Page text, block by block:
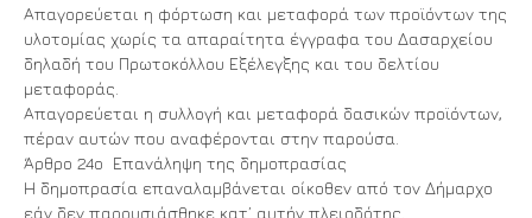
Απαγορεύεται η φόρτωση και μεταφορά των προϊόντων της
υλοτομίας χωρίς τα απαραίτητα έγγραφα του Δασαρχείου
δηλαδή του Πρωτοκόλλου Εξέλεγξης και του δελτίου
μεταφοράς.
Απαγορεύεται η συλλογή και μεταφορά δασικών προϊόντων,
πέραν αυτών που αναφέρονται στην παρούσα.
Άρθρο 24ο Επανάληψη της δημοπρασίας
Η δημοπρασία επαναλαμβάνεται οίκοθεν από τον Δήμαρχο
εάν δεν παρουσιάσθηκε κατ’ αυτήν πλειοδότης.